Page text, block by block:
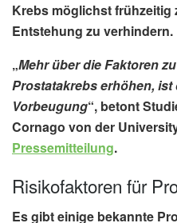
Krebs möglichstfrühzeitig
Entstehung zu verhindern.
„Mehr über die Faktoren
Prostatakrebs erhöhen,
Vorbeugung“, betont
Cornago von der
Pressemitteilung.
Risikofaktoren für
Es gibt einige bekannte